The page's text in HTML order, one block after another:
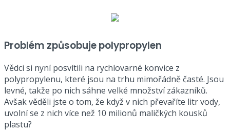
Problém způsobuje polypropylen
Vědci si nyní posvítili na rychlovarné konvice z
polypropylenu, které jsou na trhu mimořádně časté. Jsou
levné, takže po nich sáhne velké množství zákazníků.
Avšak věděli jste o tom, že když v nich převaříte litr vody,
uvolní se z nich více než 10 milionů maličkých kousků
plastu?